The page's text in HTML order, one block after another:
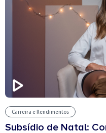
Carreira e Rendimentos
Subsídio de Natal: